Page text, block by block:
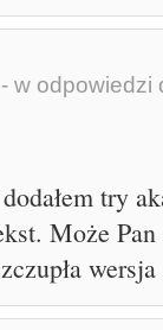
w odpowiedzi
try
Może